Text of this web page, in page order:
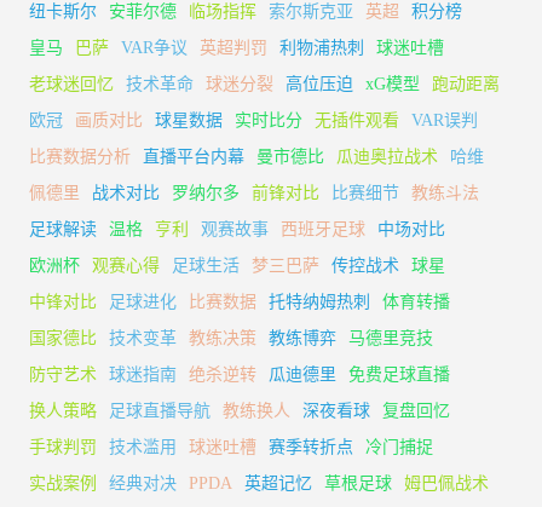
纽卡斯尔
安菲尔德 临场指挥 索尔斯克亚 英超
积分榜
皇马
巴萨 VAR争议 英超判罚 利物浦热刺
球迷吐槽
老球迷回忆
技术革命 球迷分裂 高位压迫 xG模型
跑动距离
欧冠
画质对比 球星数据 实时比分 无插件观看
VAR误判
比赛数据分析
直播平台内幕 曼市德比 瓜迪奥拉战术
哈维
佩德里
战术对比 罗纳尔多 前锋对比 比赛细节
教练斗法
足球解读
温格 亨利 观赛故事 西班牙足球
中场对比
欧洲杯
观赛心得 足球生活 梦三巴萨 传控战术
球星
中锋对比
足球进化 比赛数据 托特纳姆热刺
体育转播
国家德比
技术变革 教练决策 教练博弈
马德里竞技
防守艺术
球迷指南 绝杀逆转 瓜迪德里
免费足球直播
换人策略
足球直播导航 教练换人 深夜看球
复盘回忆
手球判罚
技术滥用 球迷吐槽 赛季转折点
冷门捕捉
实战案例
经典对决 PPDA 英超记忆 草根足球
姆巴佩战术